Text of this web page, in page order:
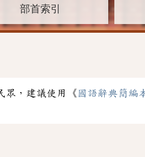
部首索引
眾，建議使用《 國語辭典簡編